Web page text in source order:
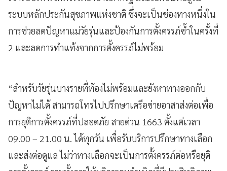
ระบบหลักประกันสุขภาพแห่งชาติ ซึ่งจะเป็นช่องทางหนึ่งใน
การช่วยลดปัญหาแม่วัยรุ่นและป้องกันการตั้งครรภ์ซ้ำในครั้งที่
2 และลดการทำแท้งจากการตั้งครรภ์ไม่พร้อม
​“สำหรับวัยรุ่นบางรายที่ท้องไม่พร้อมและยังหาทางออกกับ
ปัญหาไม่ได้ สามารถโทรไปปรึกษาเครือข่ายอาสาส่งต่อเพื่อ
การยุติการตั้งครรภ์ที่ปลอดภัย สายด่วน 1663 ตั้งแต่เวลา
09.00 – 21.00 น. ได้ทุกวัน เพื่อรับบริการปรึกษาทางเลือก
และส่งต่อดูแล ไม่ว่าทางเลือกจะเป็นการตั้งครรภ์ต่อหรือยุติ